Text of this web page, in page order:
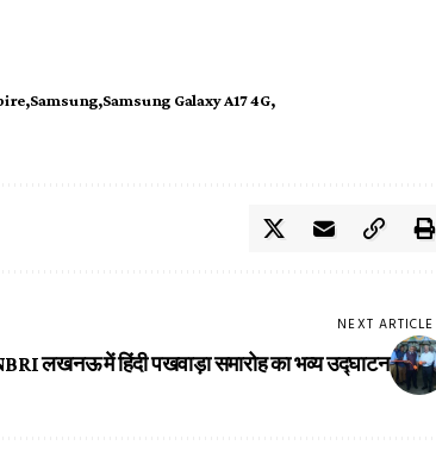
Samsung Samsung Galaxy A17 4G
NEXT ARTICLE
लखनऊ में हिंदी पखवाड़ा समारोह का भव्य उद्घाटन